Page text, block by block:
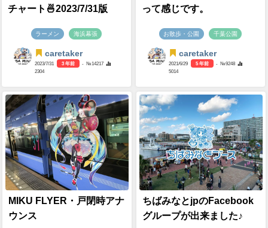
チャート🍜2023/7/31版
ラーメン 海浜幕張
caretaker
2023/7/31 3 年前
- №14217
2304
って感じです。
お散歩・公園 千葉公園
caretaker
2021/6/29 5 年前
- №9248
5014
MIKU FLYER・戸閉時アナ
ウンス
ちばみなとjpのFacebook
グループが出来ました♪